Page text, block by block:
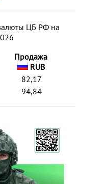
ЦБ РФ на
Продажа
RUB
82,17
94,84